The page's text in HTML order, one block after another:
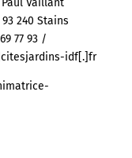
240 Stains
77 93 /
idf[.]fr